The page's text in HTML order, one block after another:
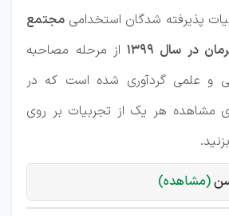
پذیرفته شدگان استخدامی مجتمع
در سال 1399
از مرحله مصاحبه
و علمی گردآوری شده است که در
مشاهده هر یک از تجربیات بر روی
(مشاهده)